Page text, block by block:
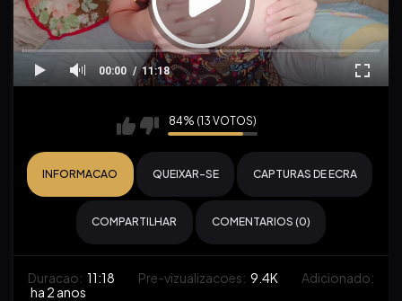
00:00 11:18
84% (13 VOTOS)
INFORMACAO QUEIXAR-SE CAPTURAS DE ECRA
COMPARTILHAR COMENTARIOS (0)
Duracao: 11:18 Pre-vizualizacoes: 9.4K
Adicionado:
ha 2 anos